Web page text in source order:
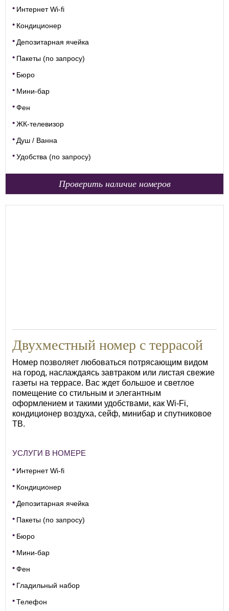
Интернет Wi-fi
Кондиционер
Депозитарная ячейка
Пакеты (по запросу)
Бюро
Мини-бар
Фен
ЖК-телевизор
Душ / Ванна
Удобства (по запросу)
Проверить наличие номеров
Двухместный номер с террасой
Номер позволяет любоваться потрясающим видом
на город, наслаждаясь завтраком или листая свежие
газеты на террасе. Вас ждет большое и светлое
помещение со стильным и элегантным
оформлением и такими удобствами, как Wi-Fi,
кондиционер воздуха, сейф, минибар и спутниковое
ТВ.
УСЛУГИ В НОМЕРЕ
Интернет Wi-fi
Кондиционер
Депозитарная ячейка
Пакеты (по запросу)
Бюро
Мини-бар
Фен
Гладильный набор
Телефон